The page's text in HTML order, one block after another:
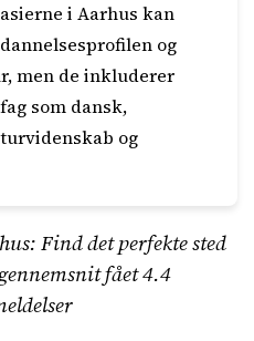
i Aarhus kan
og
men de inkluderer
som dansk,
og
Find det perfekte sted
fået4.4